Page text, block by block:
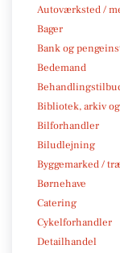
Autoværksted /
Bager
Bank og
Bedemand
Bibliotek, arkiv
Bilforhandler
Biludlejning
Byggemarked /
Børnehave
Catering
Cykelforhandler
Detailhandel